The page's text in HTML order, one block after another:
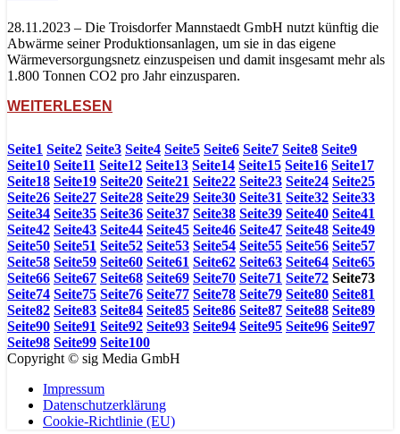
28.11.2023 – Die Troisdorfer Mannstaedt GmbH nutzt künftig die
Abwärme seiner Produktionsanlagen, um sie in das eigene
Wärmeversorgungsnetz einzuspeisen und damit insgesamt mehr als
1.800 Tonnen CO2 pro Jahr einzusparen.
WEITERLESEN
Seite1 Seite2 Seite3 Seite4 Seite5 Seite6 Seite7 Seite8 Seite9
Seite10 Seite11 Seite12 Seite13 Seite14 Seite15 Seite16 Seite17
Seite18 Seite19 Seite20 Seite21 Seite22 Seite23 Seite24 Seite25
Seite26 Seite27 Seite28 Seite29 Seite30 Seite31 Seite32 Seite33
Seite34 Seite35 Seite36 Seite37 Seite38 Seite39 Seite40 Seite41
Seite42 Seite43 Seite44 Seite45 Seite46 Seite47 Seite48 Seite49
Seite50 Seite51 Seite52 Seite53 Seite54 Seite55 Seite56 Seite57
Seite58 Seite59 Seite60 Seite61 Seite62 Seite63 Seite64 Seite65
Seite66 Seite67 Seite68 Seite69 Seite70 Seite71 Seite72 Seite73
Seite74 Seite75 Seite76 Seite77 Seite78 Seite79 Seite80 Seite81
Seite82 Seite83 Seite84 Seite85 Seite86 Seite87 Seite88 Seite89
Seite90 Seite91 Seite92 Seite93 Seite94 Seite95 Seite96 Seite97
Seite98 Seite99 Seite100
Copyright © sig Media GmbH
Impressum
Datenschutzerklärung
Cookie-Richtlinie (EU)